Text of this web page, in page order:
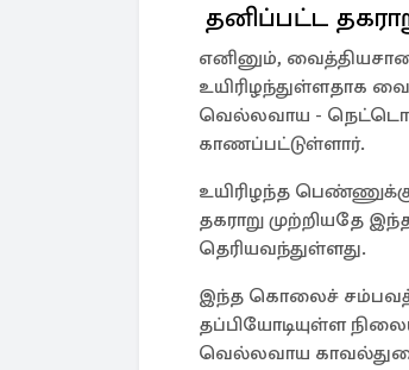
தனிப்பட்ட
எனினும்,
உயிரிழந்துள்ளதாக
வெல்லவாய -
காணப்பட்டுள்ளார்.
உயிரிழந்த
தகராறு முற்றியதே
தெரியவந்துள்ளது.
இந்த கொலைச்
தப்பியோடியுள்ள
வெல்லவாய